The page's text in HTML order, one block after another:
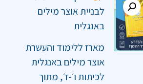
לבניית אוצר מילים
באנגלית
מארז ללימוד והעשרת
אוצר מילים באנגלית
לכיתות ו׳-ז׳, מתוך